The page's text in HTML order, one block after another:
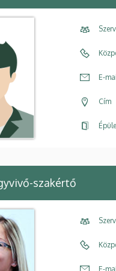
E-
Cím
szakértő
E-mail